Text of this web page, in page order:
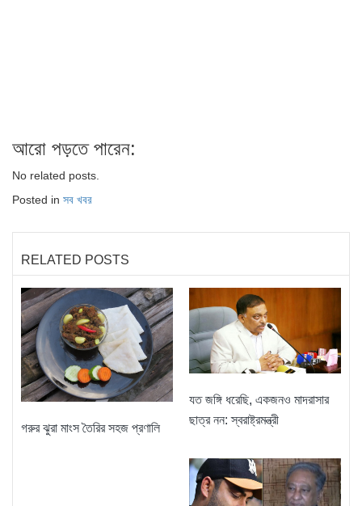
আরো পড়তে পারেন:
No related posts.
Posted in সব খবর
RELATED POSTS
গরুর ঝুরা মাংস তৈরির সহজ প্রণালি
যত জঙ্গি ধরেছি, একজনও মাদরাসার
ছাত্র নন: স্বরাষ্ট্রমন্ত্রী